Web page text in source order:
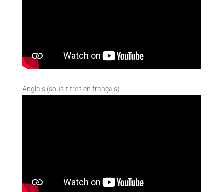
Anglais (sous-titres en français)